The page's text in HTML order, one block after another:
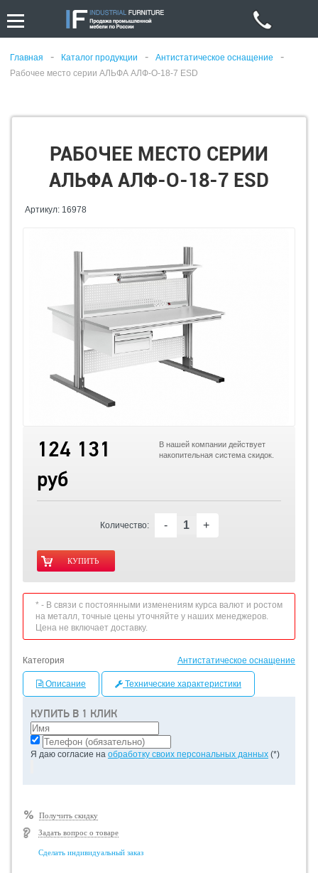
Главная - Каталог продукции - Антистатическое оснащение -
Рабочее место серии АЛЬФА АЛФ-О-18-7 ESD
РАБОЧЕЕ МЕСТО СЕРИИ
АЛЬФА АЛФ-О-18-7 ESD
Артикул: 16978
КУПИТЬ В 1 КЛИК
Я даю согласие на обработку своих персональных данных (*)
Получить скидку
Задать вопрос о товаре
Сделать индивидуальный заказ
124 131
руб
В нашей компании действует
накопительная система скидок.
Количество: - +
* - В связи с постоянными изменениям курса валют и ростом
на металл, точные цены уточняйте у наших менеджеров.
Цена не включает доставку.
Категория Антистатическое оснащение
Описание Технические характеристики